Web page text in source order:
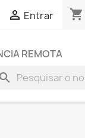
 Entrar shopping_cart
REMOTA
search